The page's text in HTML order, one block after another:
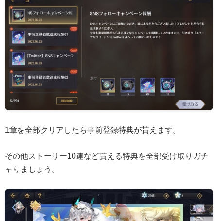
1章を全部クリアしたら事前登録特典が貰えます。
その他ストーリー10連など貰える特典を全部受け取りガチ
ャりましょう。